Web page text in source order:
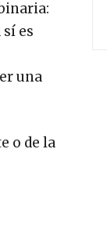
es
una
o de la